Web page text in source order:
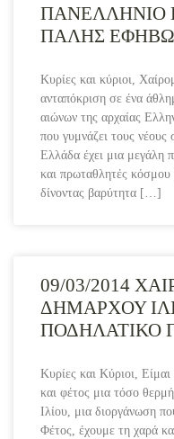
ΠΑΝΕΛΛΗΝΙΟ
ΠΑΛΗΣ
Κυρίες και κύριοι,
ανταπόκριση σε ένα
αιώνων της αρχαίας
που γυμνάζει τους νέους
Ελλάδα έχει μια μεγάλη
και πρωταθλητές
δίνοντας βαρύτητα […]
09/03/2014
ΔΗΜΑΡΧΟΥ
ΠΟΔΗΛΑΤΙΚΟ
Κυρίες και Κύριοι,
και φέτος μια τόσο
Ιλίου, μια διοργάνωση
Φέτος, έχουμε τη χαρά